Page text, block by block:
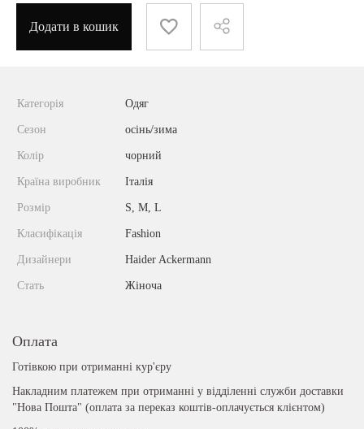
Додати в кошик
Категорія Одяг
Сезон осінь/зима
Колір чорний
Країна виробник Італія
Розмір S, M, L
Класифікація Fashion
Дизайнери Haider Ackermann
Стать Жіноча
Оплата
Готівкою при отриманні кур'єру
Накладним платежем при отриманні у відділенні служби доставки
"Нова Пошта" (оплата за переказ коштів-оплачується клієнтом)